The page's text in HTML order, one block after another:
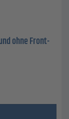
ohne Front-